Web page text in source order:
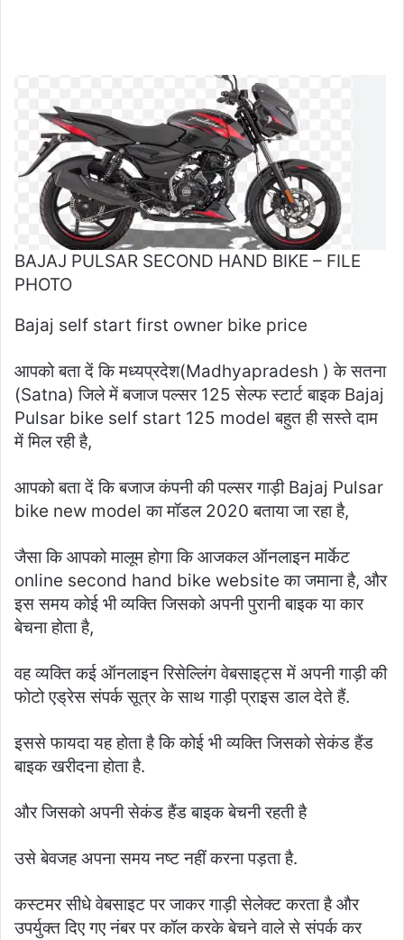
BAJAJ PULSAR SECOND HAND BIKE – FILE
PHOTO
Bajaj self start first owner bike price
आपको बता दें कि मध्यप्रदेश(Madhyapradesh ) के सतना
(Satna) जिले में बजाज पल्सर 125 सेल्फ स्टार्ट बाइक Bajaj
Pulsar bike self start 125 model बहुत ही सस्ते दाम
में मिल रही है,
आपको बता दें कि बजाज कंपनी की पल्सर गाड़ी Bajaj Pulsar
bike new model का मॉडल 2020 बताया जा रहा है,
जैसा कि आपको मालूम होगा कि आजकल ऑनलाइन मार्केट
online second hand bike website का जमाना है, और
इस समय कोई भी व्यक्ति जिसको अपनी पुरानी बाइक या कार
बेचना होता है,
वह व्यक्ति कई ऑनलाइन रिसेल्लिंग वेबसाइट्स में अपनी गाड़ी की
फोटो एड्रेस संपर्क सूत्र के साथ गाड़ी प्राइस डाल देते हैं.
इससे फायदा यह होता है कि कोई भी व्यक्ति जिसको सेकंड हैंड
बाइक खरीदना होता है.
और जिसको अपनी सेकंड हैंड बाइक बेचनी रहती है
उसे बेवजह अपना समय नष्ट नहीं करना पड़ता है.
कस्टमर सीधे वेबसाइट पर जाकर गाड़ी सेलेक्ट करता है और
उपर्युक्त दिए गए नंबर पर कॉल करके बेचने वाले से संपर्क कर